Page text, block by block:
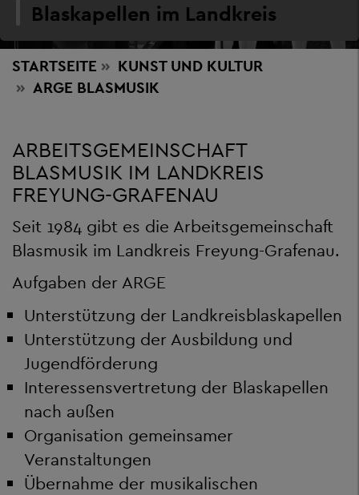
Blaskapellen im Landkreis
STARTSEITE KUNST UND KULTUR
ARGE BLASMUSIK
ARBEITSGEMEINSCHAFT
BLASMUSIK IM LANDKREIS
FREYUNG-GRAFENAU
Seit 1984 gibt es die Arbeitsgemeinschaft
Blasmusik im Landkreis Freyung-Grafenau.
Aufgaben der ARGE
Unterstützung der Landkreisblaskapellen
Unterstützung der Ausbildung und
Jugendförderung
Interessensvertretung der Blaskapellen
nach außen
Organisation gemeinsamer
Veranstaltungen
Übernahme der musikalischen